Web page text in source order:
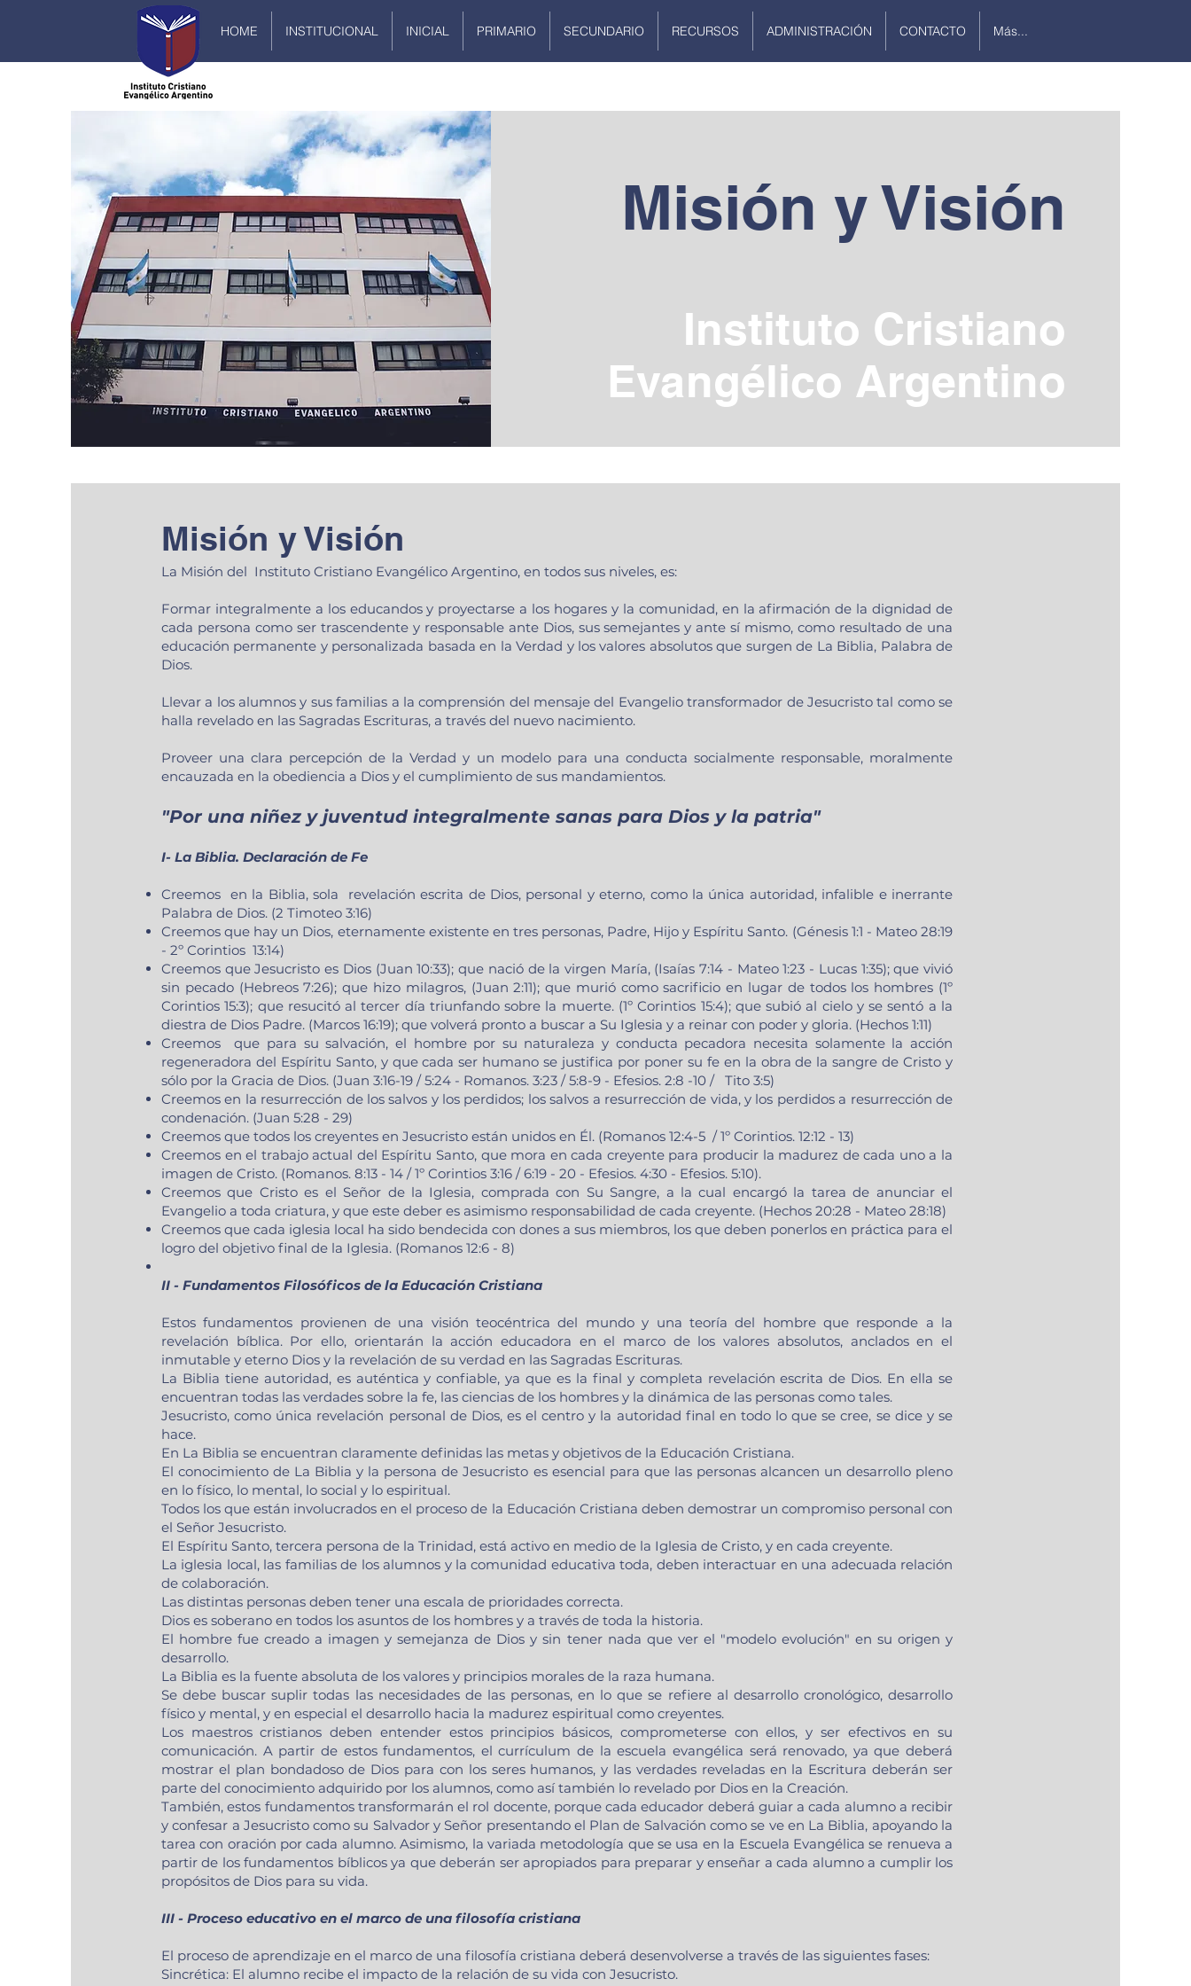
HOME INSTITUCIONAL INICIAL PRIMARIO SECUNDARIO RECURSOS ADMINISTRACIÓN CONTACTO Más...
Misión y Visión
Instituto Cristiano
Evangélico Argentino
Misión y Visión
La Misión del Instituto Cristiano Evangélico Argentino, en todos sus niveles, es:
Formar integralmente a los educandos y proyectarse a los hogares y la comunidad, en la afirmación de la dignidad de
cada persona como ser trascendente y responsable ante Dios, sus semejantes y ante sí mismo, como resultado de una
educación permanente y personalizada basada en la Verdad y los valores absolutos que surgen de La Biblia, Palabra de
Dios.
Llevar a los alumnos y sus familias a la comprensión del mensaje del Evangelio transformador de Jesucristo tal como se
halla revelado en las Sagradas Escrituras, a través del nuevo nacimiento.
Proveer una clara percepción de la Verdad y un modelo para una conducta socialmente responsable, moralmente
encauzada en la obediencia a Dios y el cumplimiento de sus mandamientos.
"Por una niñez y juventud integralmente sanas para Dios y la patria"
I- La Biblia. Declaración de Fe
Creemos en la Biblia, sola revelación escrita de Dios, personal y eterno, como la única autoridad, infalible e inerrante
Palabra de Dios. (2 Timoteo 3:16)
Creemos que hay un Dios, eternamente existente en tres personas, Padre, Hijo y Espíritu Santo. (Génesis 1:1 - Mateo 28:19
- 2º Corintios 13:14)
Creemos que Jesucristo es Dios (Juan 10:33); que nació de la virgen María, (Isaías 7:14 - Mateo 1:23 - Lucas 1:35); que vivió
sin pecado (Hebreos 7:26); que hizo milagros, (Juan 2:11); que murió como sacrificio en lugar de todos los hombres (1º
Corintios 15:3); que resucitó al tercer día triunfando sobre la muerte. (1º Corintios 15:4); que subió al cielo y se sentó a la
diestra de Dios Padre. (Marcos 16:19); que volverá pronto a buscar a Su Iglesia y a reinar con poder y gloria. (Hechos 1:11)
Creemos que para su salvación, el hombre por su naturaleza y conducta pecadora necesita solamente la acción
regeneradora del Espíritu Santo, y que cada ser humano se justifica por poner su fe en la obra de la sangre de Cristo y
sólo por la Gracia de Dios. (Juan 3:16-19 / 5:24 - Romanos. 3:23 / 5:8-9 - Efesios. 2:8 -10 / Tito 3:5)
Creemos en la resurrección de los salvos y los perdidos; los salvos a resurrección de vida, y los perdidos a resurrección de
condenación. (Juan 5:28 - 29)
Creemos que todos los creyentes en Jesucristo están unidos en Él. (Romanos 12:4-5 / 1º Corintios. 12:12 - 13)
Creemos en el trabajo actual del Espíritu Santo, que mora en cada creyente para producir la madurez de cada uno a la
imagen de Cristo. (Romanos. 8:13 - 14 / 1º Corintios 3:16 / 6:19 - 20 - Efesios. 4:30 - Efesios. 5:10).
Creemos que Cristo es el Señor de la Iglesia, comprada con Su Sangre, a la cual encargó la tarea de anunciar el
Evangelio a toda criatura, y que este deber es asimismo responsabilidad de cada creyente. (Hechos 20:28 - Mateo 28:18)
Creemos que cada iglesia local ha sido bendecida con dones a sus miembros, los que deben ponerlos en práctica para el
logro del objetivo final de la Iglesia. (Romanos 12:6 - 8)
II - Fundamentos Filosóficos de la Educación Cristiana
Estos fundamentos provienen de una visión teocéntrica del mundo y una teoría del hombre que responde a la
revelación bíblica. Por ello, orientarán la acción educadora en el marco de los valores absolutos, anclados en el
inmutable y eterno Dios y la revelación de su verdad en las Sagradas Escrituras.
La Biblia tiene autoridad, es auténtica y confiable, ya que es la final y completa revelación escrita de Dios. En ella se
encuentran todas las verdades sobre la fe, las ciencias de los hombres y la dinámica de las personas como tales.
Jesucristo, como única revelación personal de Dios, es el centro y la autoridad final en todo lo que se cree, se dice y se
hace.
En La Biblia se encuentran claramente definidas las metas y objetivos de la Educación Cristiana.
El conocimiento de La Biblia y la persona de Jesucristo es esencial para que las personas alcancen un desarrollo pleno
en lo físico, lo mental, lo social y lo espiritual.
Todos los que están involucrados en el proceso de la Educación Cristiana deben demostrar un compromiso personal con
el Señor Jesucristo.
El Espíritu Santo, tercera persona de la Trinidad, está activo en medio de la Iglesia de Cristo, y en cada creyente.
La iglesia local, las familias de los alumnos y la comunidad educativa toda, deben interactuar en una adecuada relación
de colaboración.
Las distintas personas deben tener una escala de prioridades correcta.
Dios es soberano en todos los asuntos de los hombres y a través de toda la historia.
El hombre fue creado a imagen y semejanza de Dios y sin tener nada que ver el "modelo evolución" en su origen y
desarrollo.
La Biblia es la fuente absoluta de los valores y principios morales de la raza humana.
Se debe buscar suplir todas las necesidades de las personas, en lo que se refiere al desarrollo cronológico, desarrollo
físico y mental, y en especial el desarrollo hacia la madurez espiritual como creyentes.
Los maestros cristianos deben entender estos principios básicos, comprometerse con ellos, y ser efectivos en su
comunicación. A partir de estos fundamentos, el currículum de la escuela evangélica será renovado, ya que deberá
mostrar el plan bondadoso de Dios para con los seres humanos, y las verdades reveladas en la Escritura deberán ser
parte del conocimiento adquirido por los alumnos, como así también lo revelado por Dios en la Creación.
También, estos fundamentos transformarán el rol docente, porque cada educador deberá guiar a cada alumno a recibir
y confesar a Jesucristo como su Salvador y Señor presentando el Plan de Salvación como se ve en La Biblia, apoyando la
tarea con oración por cada alumno. Asimismo, la variada metodología que se usa en la Escuela Evangélica se renueva a
partir de los fundamentos bíblicos ya que deberán ser apropiados para preparar y enseñar a cada alumno a cumplir los
propósitos de Dios para su vida.
III - Proceso educativo en el marco de una filosofía cristiana
El proceso de aprendizaje en el marco de una filosofía cristiana deberá desenvolverse a través de las siguientes fases:
Sincrética: El alumno recibe el impacto de la relación de su vida con Jesucristo.